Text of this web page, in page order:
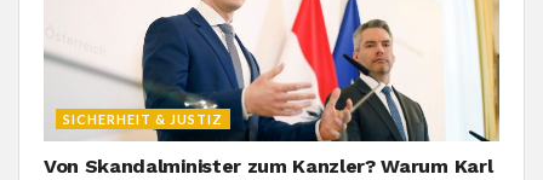
SICHERHEIT & JUSTIZ
Von Skandalminister zum Kanzler? Warum Karl